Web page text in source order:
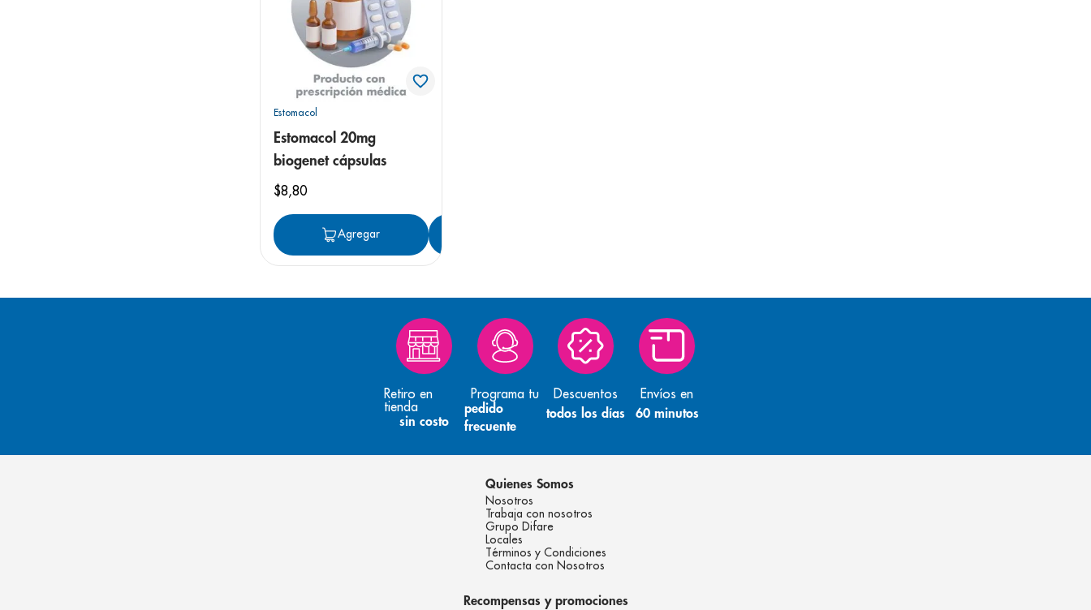
Estomacol
Estomacol 20mg
biogenet cápsulas
$8,80
Agregar
Retiro en
tienda
sin costo
Programa tu
pedido
frecuente
Descuentos
todos los días
Envíos en
60 minutos
Quienes Somos
Nosotros
Trabaja con nosotros
Grupo Difare
Locales
Términos y Condiciones
Contacta con Nosotros
Recompensas y promociones